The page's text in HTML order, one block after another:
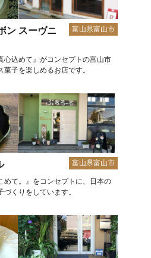
ン スーヴニ
富山県富山市
心込めて』がコンセプトの富山市
子を楽しめるお店です。
富山県富山市
めて。』をコンセプトに、日本の
くりをしています。